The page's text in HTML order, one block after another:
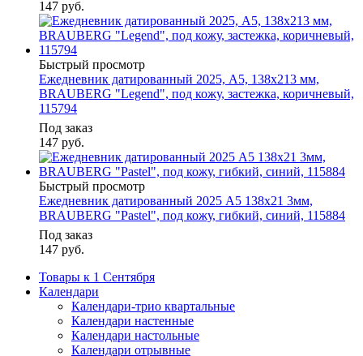
147 руб.
Быстрый просмотр
Ежедневник датированный 2025, А5, 138x213 мм,
BRAUBERG "Legend", под кожу, застежка, коричневый,
115794
Под заказ
147 руб.
Быстрый просмотр
Ежедневник датированный 2025 А5 138x21 3мм,
BRAUBERG "Pastel", под кожу, гибкий, синий, 115884
Под заказ
147 руб.
Товары к 1 Сентября
Календари
Календари-трио квартальные
Календари настенные
Календари настольные
Календари отрывные